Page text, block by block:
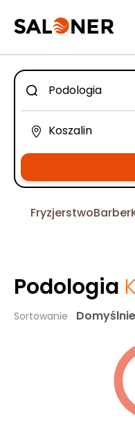
FryzjerstwoBarber
Podologia
Sortowanie Domyślnie